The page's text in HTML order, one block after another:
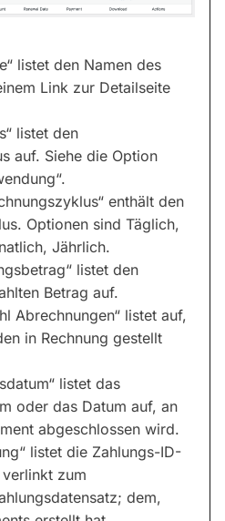
listet den Namen des
Link zur Detailseite
listet den
auf. Siehe die Option
enthält den
Optionen sind Täglich,
Jährlich.
listet den
Betrag auf.
Abrechnungen“ listet auf,
in Rechnung gestellt
listet das
oder das Datum auf, an
abgeschlossen wird.
listet die Zahlungs-ID-
zum
dem,